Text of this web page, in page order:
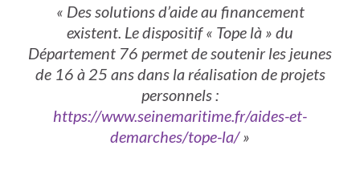
« Des solutions d’aide au financement
existent. Le dispositif « Tope là » du
Département 76 permet de soutenir les jeunes
de 16 à 25 ans dans la réalisation de projets
personnels :
https://www.seinemaritime.fr/aides-et-
demarches/tope-la/»